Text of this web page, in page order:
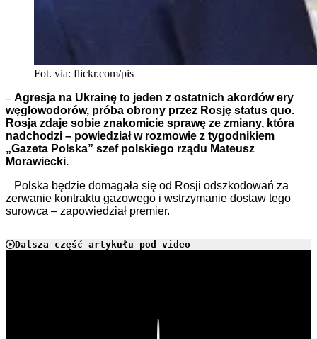
Fot. via: flickr.com/pis
–Agresja na Ukrainę to jeden z ostatnich akordów ery
węglowodorów, próba obrony przez Rosję status quo.
Rosja zdaje sobie znakomicie sprawę ze zmiany, która
nadchodzi – powiedział w rozmowie z tygodnikiem
„Gazeta Polska” szef polskiego rządu Mateusz
Morawiecki.
– Polska będzie domagała się od Rosji odszkodowań za
zerwanie kontraktu gazowego i wstrzymanie dostaw tego
surowca – zapowiedział premier.
Dalsza część artykułu pod video